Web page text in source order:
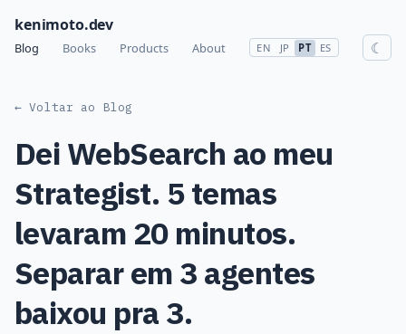
kenimoto.dev
Blog Books Products About EN JP PT ES ☾
← Voltar ao Blog
Dei WebSearch ao meu
Strategist. 5 temas
levaram 20 minutos.
Separar em 3 agentes
baixou pra 3.